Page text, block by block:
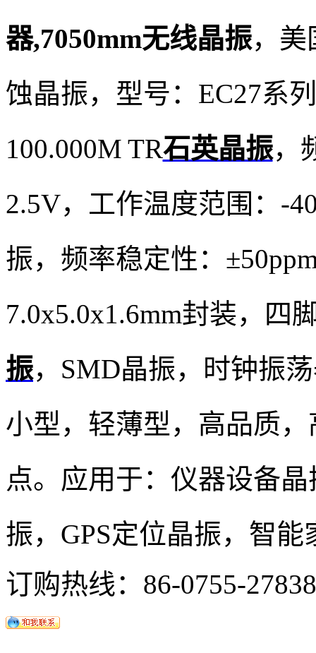
器,7050mm无线晶振，
蚀晶振，型号：EC27系
100.000M TR石英晶振，
2.5V，工作温度范围：-
振，频率稳定性：
7.0x5.0x1.6mm封装，四
振，SMD晶振，时钟振
小型，轻薄型，高品质
点。应用于：仪器设备
振，GPS定位晶振，智能
订购热线： 86-0755-